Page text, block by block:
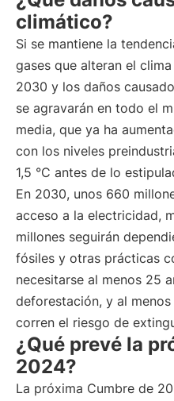
climático?
Si se mantiene la
gases que alteran el
2030 y los daños
se agravarán en todo el
media, que ya ha
con los niveles
1,5 °C antes de lo
En 2030, unos 660
acceso a la electricidad,
millones seguirán
fósiles y otras prácticas
necesitarse al menos 25
deforestación, y al
corren el riesgo de
¿Qué prevé la
2024?
La próxima Cumbre de